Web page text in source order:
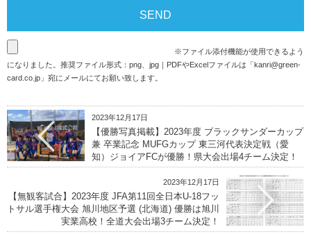
※ファイル添付機能が使用できるよう
になりました。推奨ファイル形式：png、jpg｜PDFやExcelファイルは「kanri@green-
card.co.jp 」宛にメールにてお願い致します。
2023年12月17日
【優勝写真掲載】2023年度 ブラックサンダーカップ
兼 卒業記念 MUFGカップ 東三河代表決定戦（愛
知）ジョイアFCが優勝！県大会出場4チーム決定！
2023年12月17日
【無観客試合】2023年度 JFA第11回全日本U-18フッ
トサル選手権大会 旭川地区予選 (北海道) 優勝は旭川
実業高校！全道大会出場3チーム決定！